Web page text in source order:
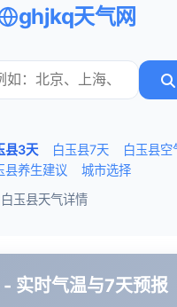
ghjkq天气网
县3天 白玉县7天
白玉县空
县养生建议
城市选择
白玉县天气详情
- 实时气温与7天预报